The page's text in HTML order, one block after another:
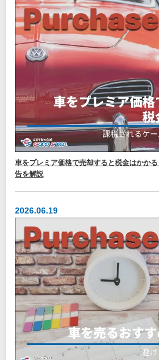
車をプレミア価格で売却すると税金はかか
告を解説
2026.06.19